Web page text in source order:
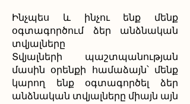
Ինչպես և ինչու ենք մենք
օգտագործում ձեր անձնական
տվյալները
Տվյալների պաշտպանության
մասին օրենքի համաձայն՝ մենք
կարող ենք օգտագործել ձեր
անձնական տվյալները միայն այն